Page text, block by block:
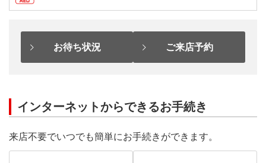
お待ち状況 ご来店予約
インターネットからできるお手続き
来店不要でいつでも簡単にお手続きができます。